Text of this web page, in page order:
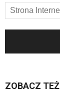
ZOBACZ TEŻ